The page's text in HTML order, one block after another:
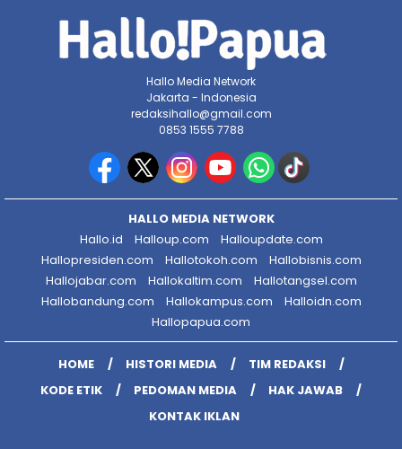
Hallo Media Network
Jakarta - Indonesia
redaksihallo@gmail.com
0853 1555 7788
HALLO MEDIA NETWORK
Hallo.id
Halloup.com
Halloupdate.com
Hallopresiden.com
Hallotokoh.com
Hallobisnis.com
Hallojabar.com
Hallokaltim.com
Hallotangsel.com
Hallobandung.com
Hallokampus.com
Halloidn.com
Hallopapua.com
HOME HISTORI MEDIA
TIM REDAKSI
KODE ETIK
PEDOMAN MEDIA
HAK JAWAB
KONTAK IKLAN